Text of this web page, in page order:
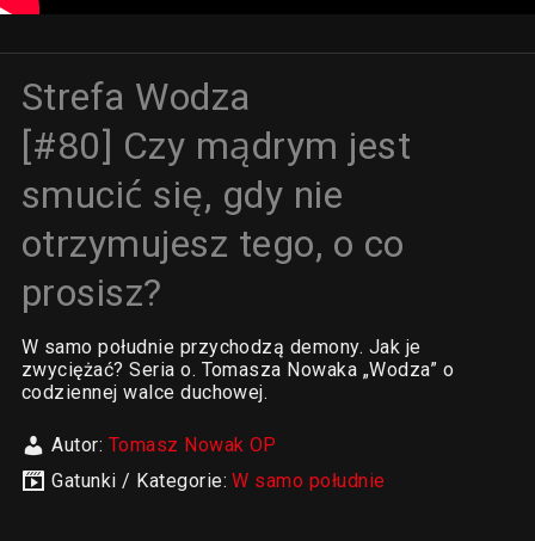
Strefa Wodza
[#80] Czy mądrym jest
smucić się, gdy nie
otrzymujesz tego, o co
prosisz?
W samo południe przychodzą demony. Jak je
zwyciężać? Seria o. Tomasza Nowaka „Wodza” o
codziennej walce duchowej.
Autor: Tomasz Nowak OP
Gatunki / Kategorie:W samo południe